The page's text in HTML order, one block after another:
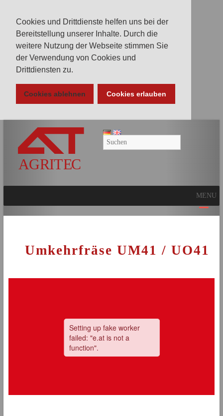
Cookies und Drittdienste helfen uns bei der
Bereitstellung unserer Inhalte. Durch die
weitere Nutzung der Webseite stimmen Sie
der Verwendung von Cookies und
Drittdiensten zu.
Cookies ablehnen Cookies erlauben
AGRITEC
GmbH
Mulcher,
Fräsen
Kunstrasenpflege
MENU
Umkehrfräse UM41 / UO41